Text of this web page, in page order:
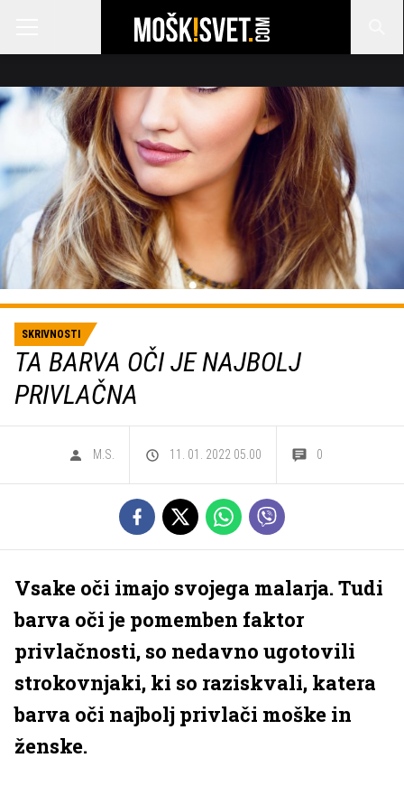
SKRIVNOSTI
TA BARVA OČI JE NAJBOLJ
PRIVLAČNA
M.S. 11. 01. 2022 05.00 0
Vsake oči imajo svojega malarja. Tudi
barva oči je pomemben faktor
privlačnosti, so nedavno ugotovili
strokovnjaki, ki so raziskvali, katera
barva oči najbolj privlači moške in
ženske.